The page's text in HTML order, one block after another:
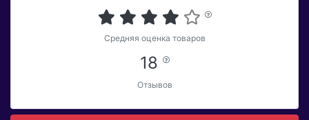
Средняя оценка товаров
18
Отзывов